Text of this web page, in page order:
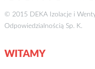
© 2015 DEKA Izolacje i
Odpowiedzialnością Sp. K.
WITAMY